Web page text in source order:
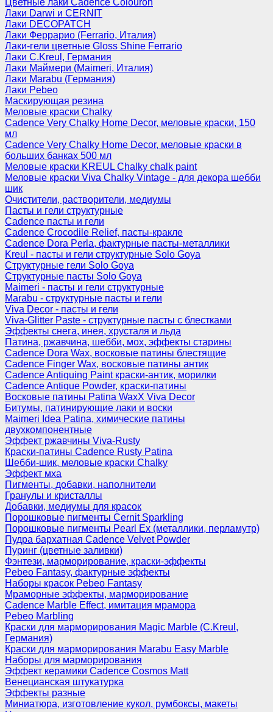
Цветные лаки Cadence Colouron
Лаки Darwi и CERNIT
Лаки DECOPATCH
Лаки Феррарио (Ferrario, Италия)
Лаки-гели цветные Gloss Shine Ferrario
Лаки C.Kreul, Германия
Лаки Маймери (Maimeri, Италия)
Лаки Marabu (Германия)
Лаки Pebeo
Маскирующая резина
Меловые краски Chalky
Cadence Very Chalky Home Decor, меловые краски, 150
мл
Cadence Very Chalky Home Decor, меловые краски в
больших банках 500 мл
Меловые краски KREUL Chalky chalk paint
Меловые краски Viva Chalky Vintage - для декора шебби
шик
Очистители, растворители, медиумы
Пасты и гели структурные
Cadence пасты и гели
Cadence Crocodile Relief, пасты-кракле
Cadence Dora Perla, фактурные пасты-металлики
Kreul - пасты и гели структурные Solo Goya
Структурные гели Solo Goya
Структурные пасты Solo Goya
Maimeri - пасты и гели структурные
Marabu - структурные пасты и гели
Viva Decor - пасты и гели
Viva-Glitter Paste - структурные пасты с блестками
Эффекты снега, инея, хрусталя и льда
Патина, ржавчина, шебби, мох, эффекты старины
Cadence Dora Wax, восковые патины блестящие
Cadence Finger Wax, восковые патины антик
Сadence Antiquing Paint краски-антик, морилки
Cadence Antique Powder, краски-патины
Восковые патины Patina WaxX Viva Decor
Битумы, патинирующие лаки и воски
Maimeri Idea Patina, химические патины
двухкомпонентные
Эффект ржавчины Viva-Rusty
Краски-патины Cadence Rusty Patina
Шебби-шик, меловые краски Chalky
Эффект мха
Пигменты, добавки, наполнители
Гранулы и кристаллы
Добавки, медиумы для красок
Порошковые пигменты Cernit Sparkling
Порошковые пигменты Pearl Ex (металлики, перламутр)
Пудра бархатная Cadence Velvet Powder
Пуринг (цветные заливки)
Фэнтези, марморирование, краски-эффекты
Pebeo Fantasy, фактурные эффекты
Наборы красок Pebeo Fantasy
Мраморные эффекты, марморирование
Cadence Marble Effect, имитация мрамора
Pebeo Marbling
Краски для марморирования Magic Marble (C.Kreul,
Германия)
Краски для марморирования Marabu Easy Marble
Наборы для марморирования
Эффект керамики Cadence Cosmos Matt
Венецианская штукатурка
Эффекты разные
Миниатюра, изготовление кукол, румбоксы, макеты